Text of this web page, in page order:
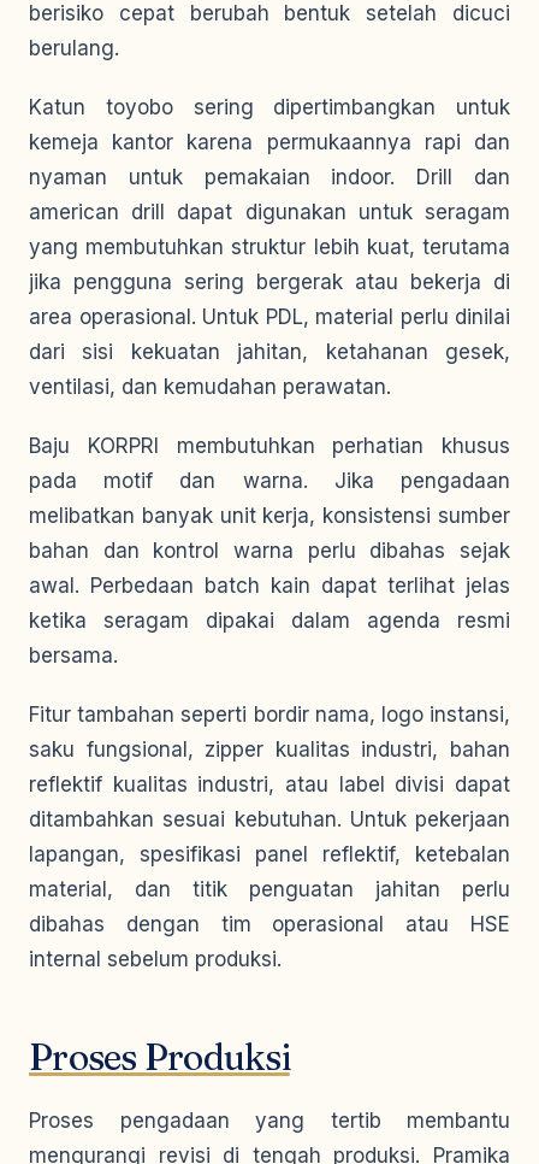
berisiko cepat berubah bentuk setelah dicuci
berulang.
Katun toyobo sering dipertimbangkan untuk
kemeja kantor karena permukaannya rapi dan
nyaman untuk pemakaian indoor. Drill dan
american drill dapat digunakan untuk seragam
yang membutuhkan struktur lebih kuat, terutama
jika pengguna sering bergerak atau bekerja di
area operasional. Untuk PDL, material perlu dinilai
dari sisi kekuatan jahitan, ketahanan gesek,
ventilasi, dan kemudahan perawatan.
Baju KORPRI membutuhkan perhatian khusus
pada motif dan warna. Jika pengadaan
melibatkan banyak unit kerja, konsistensi sumber
bahan dan kontrol warna perlu dibahas sejak
awal. Perbedaan batch kain dapat terlihat jelas
ketika seragam dipakai dalam agenda resmi
bersama.
Fitur tambahan seperti bordir nama, logo instansi,
saku fungsional, zipper kualitas industri, bahan
reflektif kualitas industri, atau label divisi dapat
ditambahkan sesuai kebutuhan. Untuk pekerjaan
lapangan, spesifikasi panel reflektif, ketebalan
material, dan titik penguatan jahitan perlu
dibahas dengan tim operasional atau HSE
internal sebelum produksi.
Proses Produksi
Proses pengadaan yang tertib membantu
mengurangi revisi di tengah produksi. Pramika